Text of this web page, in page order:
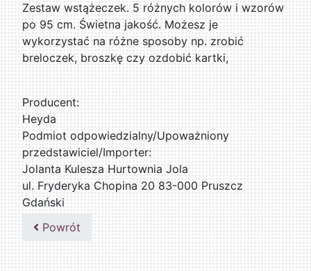
Zestaw wstążeczek. 5 różnych kolorów i wzorów
po 95 cm. Świetna jakość. Możesz je
wykorzystać na różne sposoby np. zrobić
breloczek, broszkę czy ozdobić kartki,
Producent:
Heyda
Podmiot odpowiedzialny/Upoważniony
przedstawiciel/Importer:
Jolanta Kulesza Hurtownia Jola
ul. Fryderyka Chopina 20 83-000 Pruszcz
Gdański
502047435
Powrót